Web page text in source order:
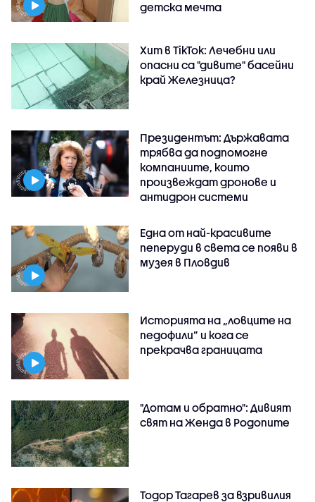
детска мечта
Хит в TikTok: Лечебни или
опасни са "дивите" басейни
край Железница?
Президентът: Държавата
трябва да подпомогне
компаниите, които
произвеждат дронове и
антидрон системи
Една от най-красивите
пеперуди в света се появи в
музея в Пловдив
Историята на „ловците на
педофили” и кога се
прекрачва границата
"Дотам и обратно": Дивият
свят на Женда в Родопите
Тодор Тагарев за взривилия